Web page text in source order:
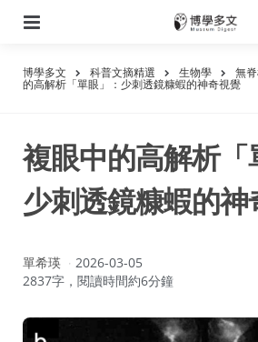
博學多文 科普文摘精選 生物學 無
的高解析「單眼」：少刺透鏡糠蝦的神奇視覺
複眼中的高解析「
少刺透鏡糠蝦的神
作
者：
單希瑛
2026-03-05
2837字，閱讀時間約6分鐘